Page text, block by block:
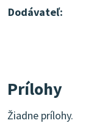
Dodávateľ:
Prílohy
Žiadne prílohy.